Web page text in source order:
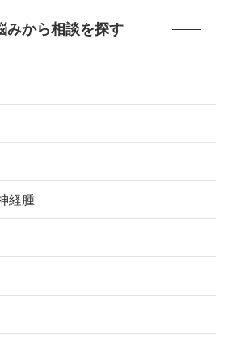
みから相談を探す
経腫